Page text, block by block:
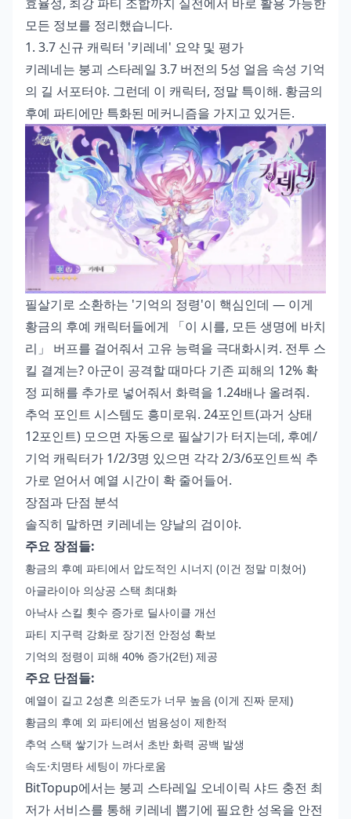
모든 정보를 정리했습니다.
1. 3.7 신규 캐릭터 '키레네' 요약 및 평가
키레네는 붕괴 스타레일 3.7 버전의 5성 얼음 속성 기억
의 길 서포터야. 그런데 이 캐릭터, 정말 특이해. 황금의
후예 파티에만 특화된 메커니즘을 가지고 있거든.
필살기로 소환하는 '기억의 정령'이 핵심인데 — 이게
황금의 후예 캐릭터들에게 「이 시를, 모든 생명에 바치
리」 버프를 걸어줘서 고유 능력을 극대화시켜. 전투 스
킬 결계는? 아군이 공격할 때마다 기존 피해의 12% 확
정 피해를 추가로 넣어줘서 화력을 1.24배나 올려줘.
추억 포인트 시스템도 흥미로워. 24포인트(과거 상태
12포인트) 모으면 자동으로 필살기가 터지는데, 후예/
기억 캐릭터가 1/2/3명 있으면 각각 2/3/6포인트씩 추
가로 얻어서 예열 시간이 확 줄어들어.
장점과 단점 분석
솔직히 말하면 키레네는 양날의 검이야.
주요 장점들:
황금의 후예 파티에서 압도적인 시너지 (이건 정말 미쳤어)
아글라이아 의상공 스택 최대화
아낙사 스킬 횟수 증가로 딜사이클 개선
파티 지구력 강화로 장기전 안정성 확보
기억의 정령이 피해 40% 증가(2턴) 제공
주요 단점들:
예열이 길고 2성혼 의존도가 너무 높음 (이게 진짜 문제)
황금의 후예 외 파티에선 범용성이 제한적
추억 스택 쌓기가 느려서 초반 화력 공백 발생
속도·치명타 세팅이 까다로움
BitTopup에서는 붕괴 스타레일 오네이릭 샤드 충전 최
저가서비스를 통해 키레네 뽑기에 필요한 성옥을 안전